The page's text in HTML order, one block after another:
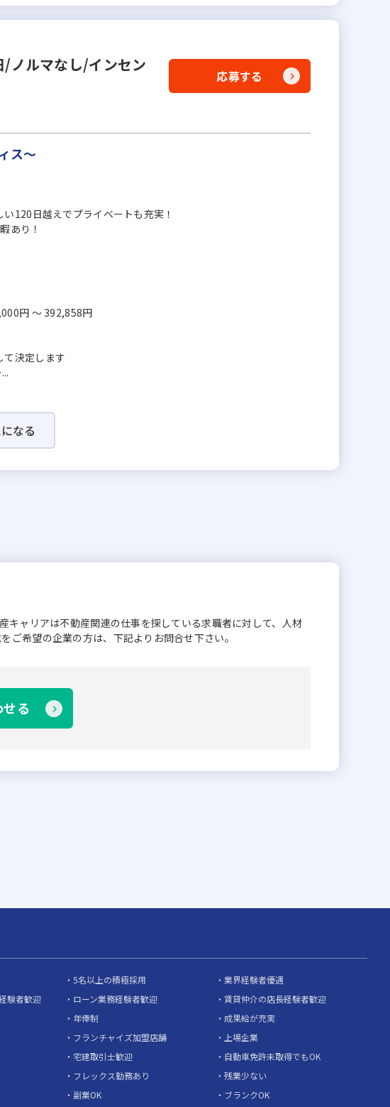
/ノルマなし/インセン
応募する
ス～
120日越えでプライベートも充実！
あり！
円 〜 392,858円
決定します
なる
ャリアは不動産関連の仕事を探している求職者に対して、人材
ご希望の企業の方は、下記よりお問合せ下さい。
る
5名以上の積極採用
業界経験者優遇
験者歓迎 ローン業務経験者歓迎
賃貸仲介の店長経験者歓迎
年俸制
成果給が充実
フランチャイズ加盟店舗
上場企業
宅建取引士歓迎
自動車免許未取得でもOK
フレックス勤務あり
残業少ない
副業OK ブランクOK